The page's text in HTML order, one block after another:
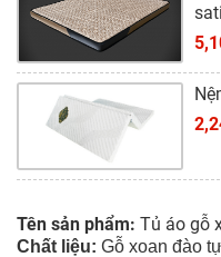
Tên sản phẩm: Tủ áo gỗ
Chất liệu: Gỗ xoan đào